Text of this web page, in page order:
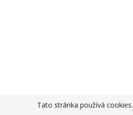
Tato stránka používá cookies.